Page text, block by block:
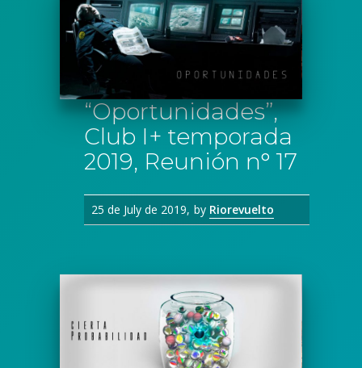
“Oportunidades”,
Club I+ temporada
2019, Reunión n° 17
25 de July de 2019 by Riorevuelto